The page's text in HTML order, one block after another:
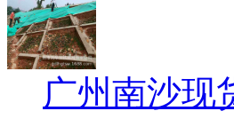
广州南沙现